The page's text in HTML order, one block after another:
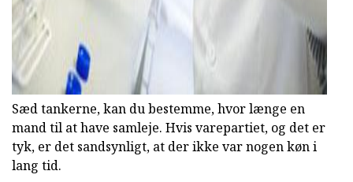
Sæd tankerne, kan du bestemme, hvor længe en
mand til at have samleje. Hvis varepartiet, og det er
tyk, er det sandsynligt, at der ikke var nogen køn i
lang tid.